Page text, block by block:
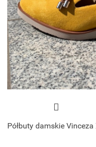
Półbuty damskie